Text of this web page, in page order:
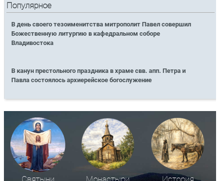
Популярное
В день своего тезоименитства митрополит Павел совершил
Божественную литургию в кафедральном соборе
Владивостока
В канун престольного праздника в храме свв. апп. Петра и
Павла состоялось архиерейское богослужение